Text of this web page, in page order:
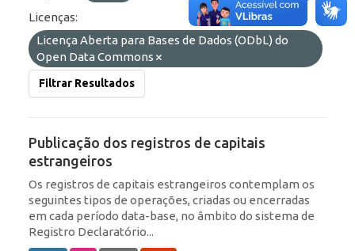
Licenças:
Licença Aberta para Bases de Dados (ODbL) do
Open Data Commons
Filtrar Resultados
Publicação dos registros de capitais
estrangeiros
Os registros de capitais estrangeiros contemplam os
seguintes tipos de operações, criadas ou encerradas
em cada período data-base, no âmbito do sistema de
Registro Declaratório...